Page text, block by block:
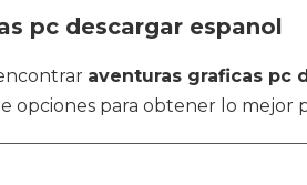
pc descargar espanol
aventuras graficas pc
para obtener lo mejor